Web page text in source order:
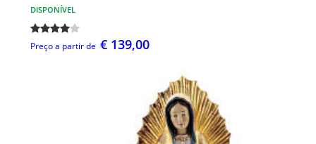
DISPONÍVEL
Preço a partir de € 139,00